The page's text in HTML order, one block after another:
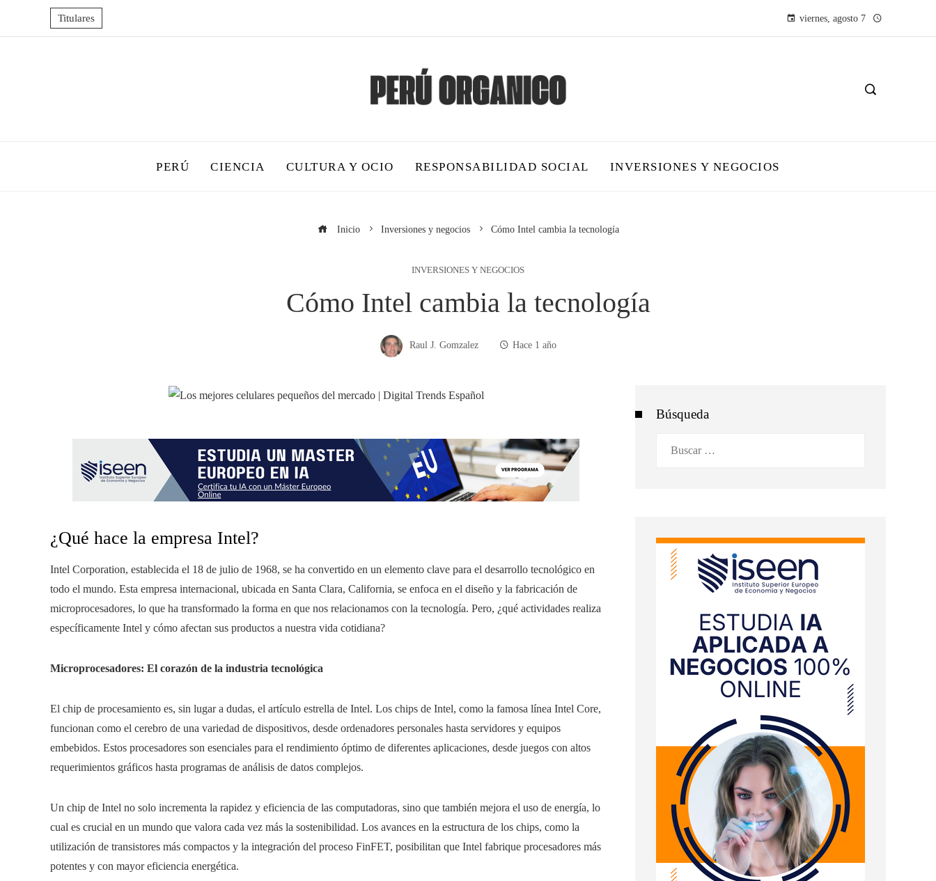
Titulares viernes, agosto 7
PERÚ CIENCIA CULTURA Y OCIO RESPONSABILIDAD SOCIAL INVERSIONES Y NEGOCIOS
Inicio Inversiones y negocios Cómo Intel cambia la tecnología
INVERSIONES Y NEGOCIOS
Cómo Intel cambia la tecnología
Raul J. Gomzalez Hace 1 año
¿Qué hace la empresa Intel?
Intel Corporation, establecida el 18 de julio de 1968, se ha convertido en un elemento clave para el desarrollo tecnológico en
todo el mundo. Esta empresa internacional, ubicada en Santa Clara, California, se enfoca en el diseño y la fabricación de
microprocesadores, lo que ha transformado la forma en que nos relacionamos con la tecnología. Pero, ¿qué actividades realiza
específicamente Intel y cómo afectan sus productos a nuestra vida cotidiana?
Microprocesadores: El corazón de la industria tecnológica
El chip de procesamiento es, sin lugar a dudas, el artículo estrella de Intel. Los chips de Intel, como la famosa línea Intel Core,
funcionan como el cerebro de una variedad de dispositivos, desde ordenadores personales hasta servidores y equipos
embebidos. Estos procesadores son esenciales para el rendimiento óptimo de diferentes aplicaciones, desde juegos con altos
requerimientos gráficos hasta programas de análisis de datos complejos.
Un chip de Intel no solo incrementa la rapidez y eficiencia de las computadoras, sino que también mejora el uso de energía, lo
cual es crucial en un mundo que valora cada vez más la sostenibilidad. Los avances en la estructura de los chips, como la
utilización de transistores más compactos y la integración del proceso FinFET, posibilitan que Intel fabrique procesadores más
potentes y con mayor eficiencia energética.
Búsqueda